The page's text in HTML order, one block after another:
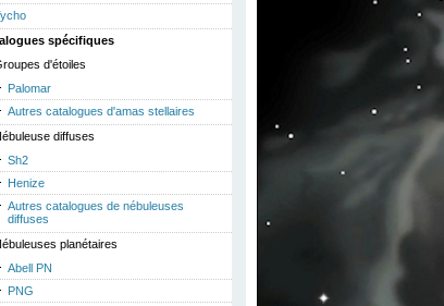
spécifiques
d'étoiles
Palomar
Autres catalogues d'amas stellaires
diffuses
Sh2
Henize
Autres catalogues de nébuleuses
diffuses
planétaires
Abell PN
PNG